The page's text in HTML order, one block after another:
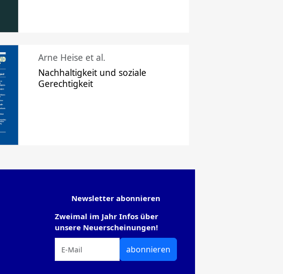
Arne Heise et al.
Nachhaltigkeit und soziale
Gerechtigkeit
Newsletter abonnieren
Zweimal im Jahr Infos über
unsere Neuerscheinungen!
abonnieren